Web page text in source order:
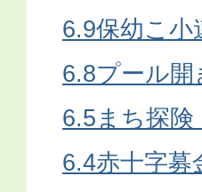
6.9保幼こ
6.8プール
6.5まち探
6.4赤十字